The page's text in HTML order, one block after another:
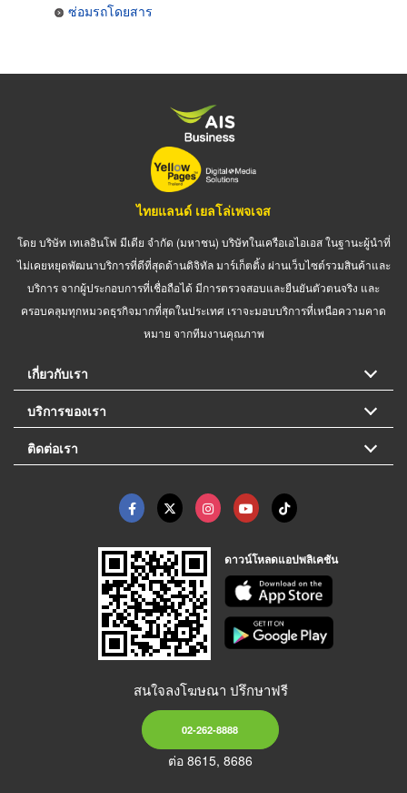
ซ่อมรถโดยสาร
ไทยแลนด์ เยลโล่เพจเจส
โดย บริษัท เทเลอินโฟ มีเดีย จำกัด (มหาชน) บริษัทในเครือเอไอเอส ในฐานะผู้นำที่
ไม่เคยหยุดพัฒนาบริการที่ดีที่สุดด้านดิจิทัล มาร์เก็ตติ้ง ผ่านเว็บไซต์รวมสินค้าและ
บริการ จากผู้ประกอบการที่เชื่อถือได้ มีการตรวจสอบและยืนยันตัวตนจริง และ
ครอบคลุมทุกหมวดธุรกิจมากที่สุดในประเทศ เราจะมอบบริการที่เหนือความคาด
หมาย จากทีมงานคุณภาพ
เกี่ยวกับเรา
บริการของเรา
ติดต่อเรา
ดาวน์โหลดแอปพลิเคชัน
สนใจลงโฆษณา ปรึกษาฟรี
02-262-8888
ต่อ 8615, 8686